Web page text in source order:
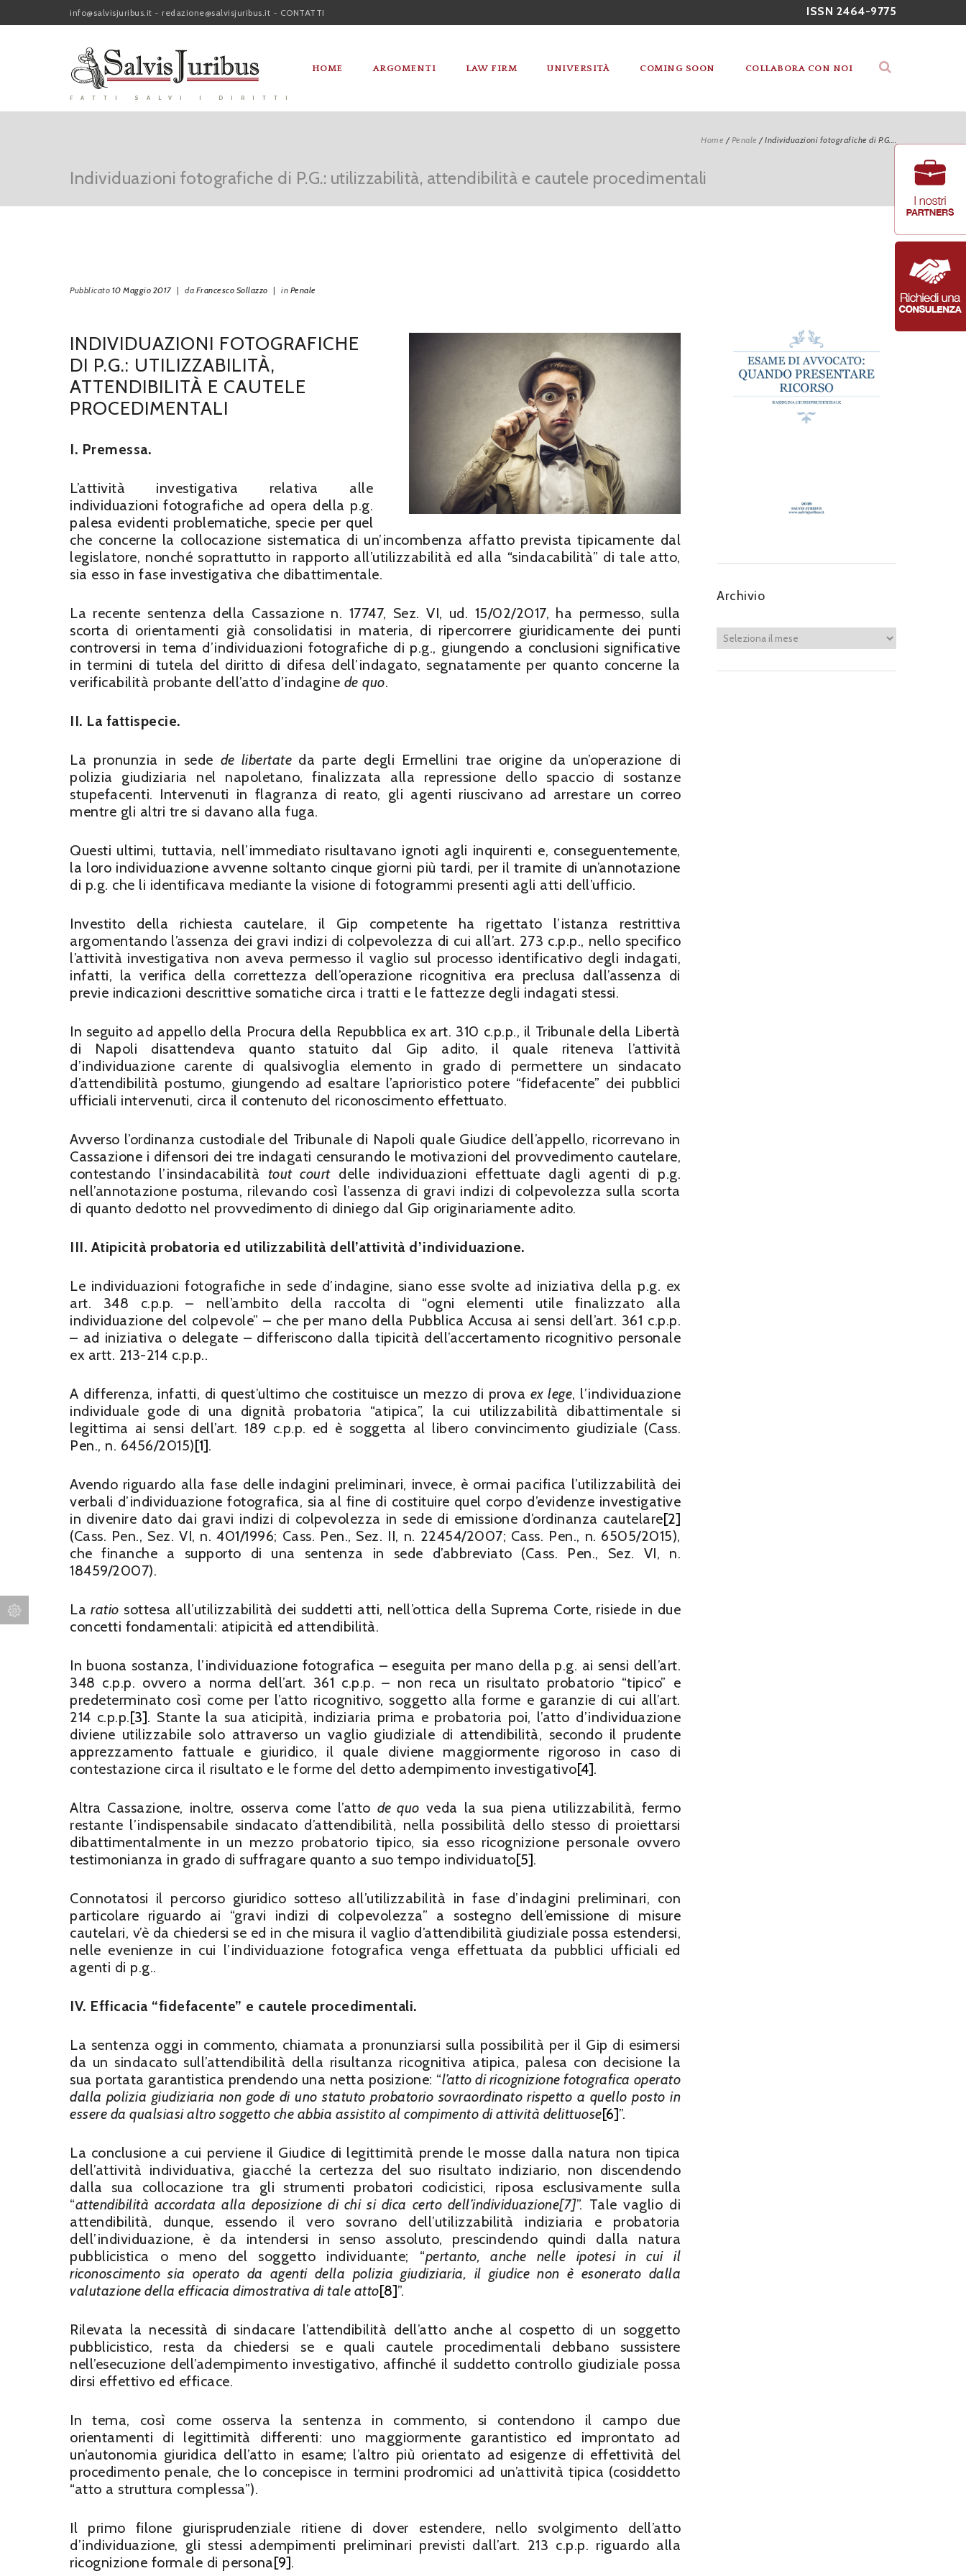
ISSN 2464-9775
info@salvisjuribus.it - redazione@salvisjuribus.it - CONTATTI
FATTI SALVI I DIRITTI
HOME ARGOMENTI LAW FIRM UNIVERSITÀ COMING SOON COLLABORA CON NOI
Home /Penale /Individuazioni fotografiche di P.G....
Individuazioni fotografiche di P.G.: utilizzabilità, attendibilità e cautele procedimentali
Pubblicato 10 Maggio 2017 | da Francesco Sollazzo | in Penale
INDIVIDUAZIONI FOTOGRAFICHE
DI P.G.: UTILIZZABILITÀ,
ATTENDIBILITÀ E CAUTELE
PROCEDIMENTALI
I. Premessa.
L’attività investigativa relativa alle
individuazioni fotografiche ad opera della p.g.
palesa evidenti problematiche, specie per quel
che concerne la collocazione sistematica di un’incombenza affatto prevista tipicamente dal
legislatore, nonché soprattutto in rapporto all’utilizzabilità ed alla “sindacabilità” di tale atto,
sia esso in fase investigativa che dibattimentale.
La recente sentenza della Cassazione n. 17747, Sez. VI, ud. 15/02/2017, ha permesso, sulla
scorta di orientamenti già consolidatisi in materia, di ripercorrere giuridicamente dei punti
controversi in tema d’individuazioni fotografiche di p.g., giungendo a conclusioni significative
in termini di tutela del diritto di difesa dell’indagato, segnatamente per quanto concerne la
verificabilità probante dell’atto d’indagine de quo.
II. La fattispecie.
La pronunzia in sede de libertate da parte degli Ermellini trae origine da un’operazione di
polizia giudiziaria nel napoletano, finalizzata alla repressione dello spaccio di sostanze
stupefacenti. Intervenuti in flagranza di reato, gli agenti riuscivano ad arrestare un correo
mentre gli altri tre si davano alla fuga.
Questi ultimi, tuttavia, nell’immediato risultavano ignoti agli inquirenti e, conseguentemente,
la loro individuazione avvenne soltanto cinque giorni più tardi, per il tramite di un’annotazione
di p.g. che li identificava mediante la visione di fotogrammi presenti agli atti dell’ufficio.
Investito della richiesta cautelare, il Gip competente ha rigettato l’istanza restrittiva
argomentando l’assenza dei gravi indizi di colpevolezza di cui all’art. 273 c.p.p., nello specifico
l’attività investigativa non aveva permesso il vaglio sul processo identificativo degli indagati,
infatti, la verifica della correttezza dell’operazione ricognitiva era preclusa dall’assenza di
previe indicazioni descrittive somatiche circa i tratti e le fattezze degli indagati stessi.
In seguito ad appello della Procura della Repubblica ex art. 310 c.p.p., il Tribunale della Libertà
di Napoli disattendeva quanto statuito dal Gip adito, il quale riteneva l’attività
d’individuazione carente di qualsivoglia elemento in grado di permettere un sindacato
d’attendibilità postumo, giungendo ad esaltare l’aprioristico potere “fidefacente” dei pubblici
ufficiali intervenuti, circa il contenuto del riconoscimento effettuato.
Avverso l’ordinanza custodiale del Tribunale di Napoli quale Giudice dell’appello, ricorrevano in
Cassazione i difensori dei tre indagati censurando le motivazioni del provvedimento cautelare,
contestando l’insindacabilità tout courtdelle individuazioni effettuate dagli agenti di p.g.
nell’annotazione postuma, rilevando così l’assenza di gravi indizi di colpevolezza sulla scorta
di quanto dedotto nel provvedimento di diniego dal Gip originariamente adito.
III. Atipicità probatoria ed utilizzabilità dell’attività d’individuazione.
Le individuazioni fotografiche in sede d’indagine, siano esse svolte ad iniziativa della p.g. ex
art. 348 c.p.p. – nell’ambito della raccolta di “ogni elementi utile finalizzato alla
individuazione del colpevole” – che per mano della Pubblica Accusa ai sensi dell’art. 361 c.p.p.
– ad iniziativa o delegate – differiscono dalla tipicità dell’accertamento ricognitivo personale
ex artt. 213-214 c.p.p..
A differenza, infatti, di quest’ultimo che costituisce un mezzo di prova ex lege, l’individuazione
individuale gode di una dignità probatoria “atipica”, la cui utilizzabilità dibattimentale si
legittima ai sensi dell’art. 189 c.p.p. ed è soggetta al libero convincimento giudiziale (Cass.
Pen., n. 6456/2015)[1].
Avendo riguardo alla fase delle indagini preliminari, invece, è ormai pacifica l’utilizzabilità dei
verbali d’individuazione fotografica, sia al fine di costituire quel corpo d’evidenze investigative
in divenire dato dai gravi indizi di colpevolezza in sede di emissione d’ordinanza cautelare[2]
(Cass. Pen., Sez. VI, n. 401/1996; Cass. Pen., Sez. II, n. 22454/2007; Cass. Pen., n. 6505/2015),
che finanche a supporto di una sentenza in sede d’abbreviato (Cass. Pen., Sez. VI, n.
18459/2007).
Laratio sottesa all’utilizzabilità dei suddetti atti, nell’ottica della Suprema Corte, risiede in due
concetti fondamentali: atipicità ed attendibilità.
In buona sostanza, l’individuazione fotografica – eseguita per mano della p.g. ai sensi dell’art.
348 c.p.p. ovvero a norma dell’art. 361 c.p.p. – non reca un risultato probatorio “tipico” e
predeterminato così come per l’atto ricognitivo, soggetto alla forme e garanzie di cui all’art.
214 c.p.p.[3]. Stante la sua aticipità, indiziaria prima e probatoria poi, l’atto d’individuazione
diviene utilizzabile solo attraverso un vaglio giudiziale di attendibilità, secondo il prudente
apprezzamento fattuale e giuridico, il quale diviene maggiormente rigoroso in caso di
contestazione circa il risultato e le forme del detto adempimento investigativo[4].
Altra Cassazione, inoltre, osserva come l’atto de quo veda la sua piena utilizzabilità, fermo
restante l’indispensabile sindacato d’attendibilità, nella possibilità dello stesso di proiettarsi
dibattimentalmente in un mezzo probatorio tipico, sia esso ricognizione personale ovvero
testimonianza in grado di suffragare quanto a suo tempo individuato[5].
Connotatosi il percorso giuridico sotteso all’utilizzabilità in fase d’indagini preliminari, con
particolare riguardo ai “gravi indizi di colpevolezza” a sostegno dell’emissione di misure
cautelari, v’è da chiedersi se ed in che misura il vaglio d’attendibilità giudiziale possa estendersi,
nelle evenienze in cui l’individuazione fotografica venga effettuata da pubblici ufficiali ed
agenti di p.g..
IV. Efficacia “fidefacente” e cautele procedimentali.
La sentenza oggi in commento, chiamata a pronunziarsi sulla possibilità per il Gip di esimersi
da un sindacato sull’attendibilità della risultanza ricognitiva atipica, palesa con decisione la
sua portata garantistica prendendo una netta posizione: “l’atto di ricognizione fotografica operato
dalla polizia giudiziaria non gode di uno statuto probatorio sovraordinato rispetto a quello posto in
essere da qualsiasi altro soggetto che abbia assistito al compimento di attività delittuose[6]”.
La conclusione a cui perviene il Giudice di legittimità prende le mosse dalla natura non tipica
dell’attività individuativa, giacché la certezza del suo risultato indiziario, non discendendo
dalla sua collocazione tra gli strumenti probatori codicistici, riposa esclusivamente sulla
“attendibilità accordata alla deposizione di chi si dica certo dell’individuazione[7]”. Tale vaglio di
attendibilità, dunque, essendo il vero sovrano dell’utilizzabilità indiziaria e probatoria
dell’individuazione, è da intendersi in senso assoluto, prescindendo quindi dalla natura
pubblicistica o meno del soggetto individuante; “pertanto, anche nelle ipotesi in cui il
riconoscimento sia operato da agenti della polizia giudiziaria, il giudice non è esonerato dalla
valutazione della efficacia dimostrativa di tale atto[8]”.
Rilevata la necessità di sindacare l’attendibilità dell’atto anche al cospetto di un soggetto
pubblicistico, resta da chiedersi se e quali cautele procedimentali debbano sussistere
nell’esecuzione dell’adempimento investigativo, affinché il suddetto controllo giudiziale possa
dirsi effettivo ed efficace.
In tema, così come osserva la sentenza in commento, si contendono il campo due
orientamenti di legittimità differenti: uno maggiormente garantistico ed improntato ad
un’autonomia giuridica dell’atto in esame; l’altro più orientato ad esigenze di effettività del
procedimento penale, che lo concepisce in termini prodromici ad un’attività tipica (cosiddetto
“atto a struttura complessa”).
Il primo filone giurisprudenziale ritiene di dover estendere, nello svolgimento dell’atto
d’individuazione, gli stessi adempimenti preliminari previsti dall’art. 213 c.p.p. riguardo alla
ricognizione formale di persona[9].
Archivio